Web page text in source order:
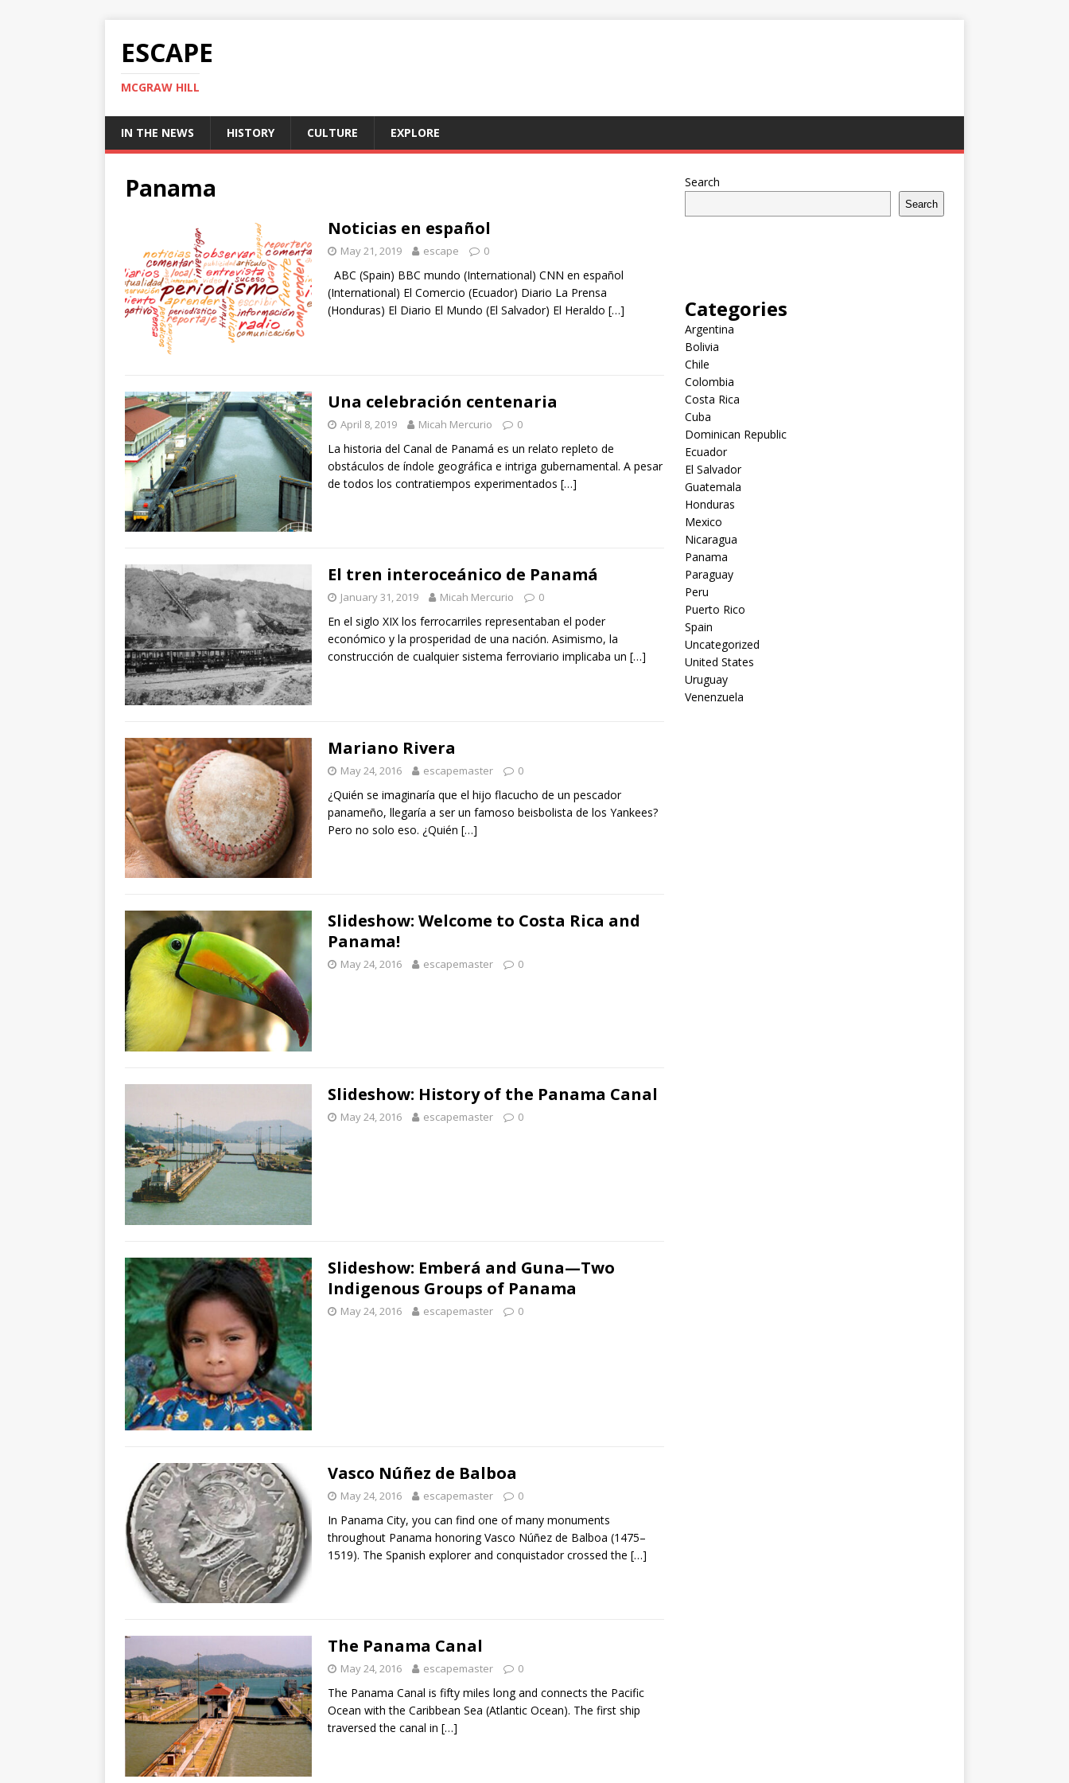
ESCAPE
MCGRAW HILL
IN THE NEWS HISTORY CULTURE EXPLORE
Panama
Noticias en español
May 21, 2019 escape 0
ABC (Spain) BBC mundo (International) CNN en español
(International) El Comercio (Ecuador) Diario La Prensa
(Honduras) El Diario El Mundo (El Salvador) El Heraldo […]
Una celebración centenaria
April 8, 2019 Micah Mercurio 0
La historia del Canal de Panamá es un relato repleto de
obstáculos de índole geográfica e intriga gubernamental. A pesar
de todos los contratiempos experimentados […]
El tren interoceánico de Panamá
January 31, 2019 Micah Mercurio 0
En el siglo XIX los ferrocarriles representaban el poder
económico y la prosperidad de una nación. Asimismo, la
construcción de cualquier sistema ferroviario implicaba un […]
Mariano Rivera
May 24, 2016 escapemaster 0
¿Quién se imaginaría que el hijo flacucho de un pescador
panameño, llegaría a ser un famoso beisbolista de los Yankees?
Pero no solo eso. ¿Quién […]
Slideshow: Welcome to Costa Rica and
Panama!
May 24, 2016 escapemaster 0
Slideshow: History of the Panama Canal
May 24, 2016 escapemaster 0
Slideshow: Emberá and Guna—Two
Indigenous Groups of Panama
May 24, 2016 escapemaster 0
Vasco Núñez de Balboa
May 24, 2016 escapemaster 0
In Panama City, you can find one of many monuments
throughout Panama honoring Vasco Núñez de Balboa (1475–
1519). The Spanish explorer and conquistador crossed the […]
The Panama Canal
May 24, 2016 escapemaster 0
The Panama Canal is fifty miles long and connects the Pacific
Ocean with the Caribbean Sea (Atlantic Ocean). The first ship
traversed the canal in […]
Search
Search
Categories
Argentina
Bolivia
Chile
Colombia
Costa Rica
Cuba
Dominican Republic
Ecuador
El Salvador
Guatemala
Honduras
Mexico
Nicaragua
Panama
Paraguay
Peru
Puerto Rico
Spain
Uncategorized
United States
Uruguay
Venenzuela